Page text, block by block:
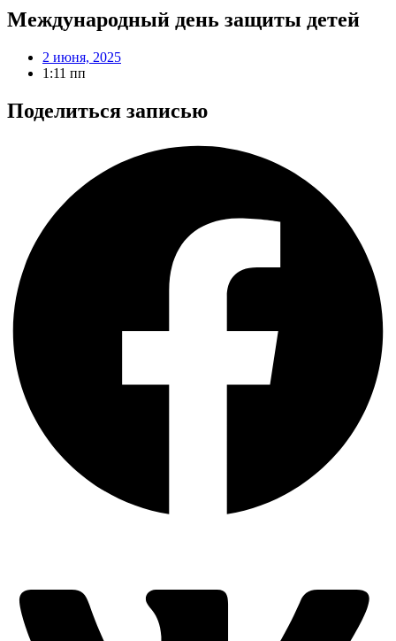
Международный день защиты детей
2 июня, 2025
1:11 пп
Поделиться записью